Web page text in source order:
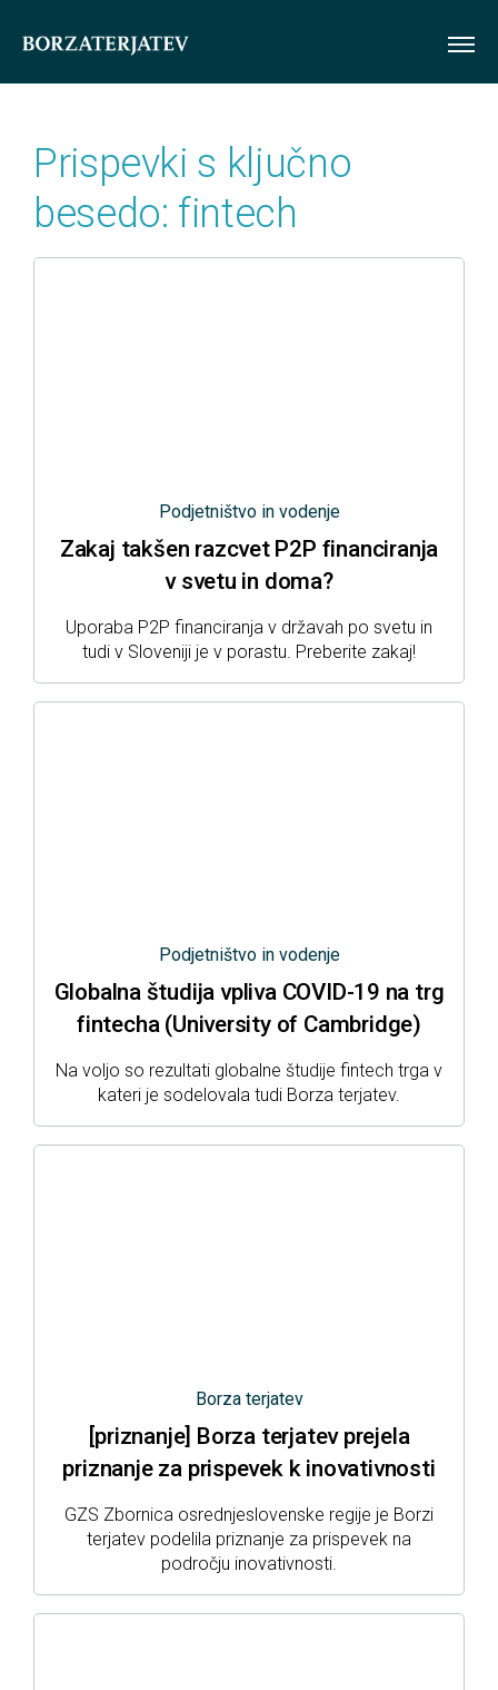
Prispevki s ključno
besedo: fintech
Podjetništvo in vodenje
Zakaj takšen razcvet P2P financiranja
v svetu in doma?
Uporaba P2P financiranja v državah po svetu in
tudi v Sloveniji je v porastu. Preberite zakaj!
Podjetništvo in vodenje
Globalna študija vpliva COVID-19 na trg
fintecha (University of Cambridge)
Na voljo so rezultati globalne študije fintech trga v
kateri je sodelovala tudi Borza terjatev.
Borza terjatev
[priznanje] Borza terjatev prejela
priznanje za prispevek k inovativnosti
GZS Zbornica osrednjeslovenske regije je Borzi
terjatev podelila priznanje za prispevek na
področju inovativnosti.